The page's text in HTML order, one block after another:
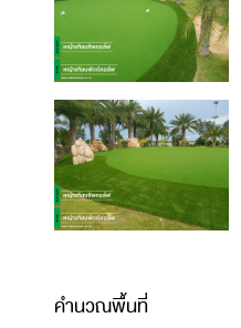
คำนวณพื้นที่